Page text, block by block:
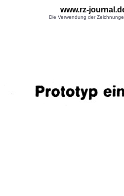
www.rz-
Die Verwendung der